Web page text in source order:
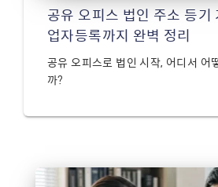
공유 오피스 법인 주소 등기
업자등록까지 완벽 정리
공유 오피스로 법인 시작, 어디서 어
까?